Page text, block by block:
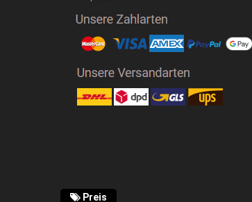
Preis